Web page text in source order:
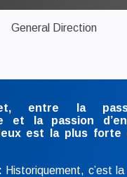
General Direction
entre la
et la passion
est la plus forte
Historiquement, c’est